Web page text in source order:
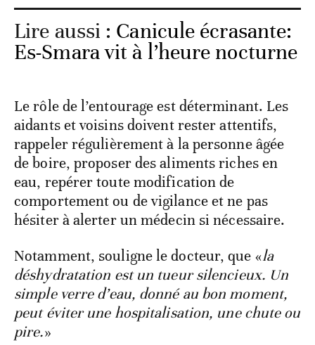
Lire aussi : Canicule écrasante:
Es-Smara vit à l’heure nocturne
Le rôle de l’entourage est déterminant. Les
aidants et voisins doivent rester attentifs,
rappeler régulièrement à la personne âgée
de boire, proposer des aliments riches en
eau, repérer toute modification de
comportement ou de vigilance et ne pas
hésiter à alerter un médecin si nécessaire.
Notamment, souligne le docteur, que «la
déshydratation est un tueur silencieux. Un
simple verre d’eau, donné au bon moment,
peut éviter une hospitalisation, une chute ou
pire.»